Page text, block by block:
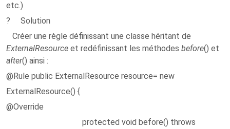
etc.)
? Solution
Créer une règle définissant une classe héritant de
ExternalResource et redéfinissant les méthodes before() et
after() ainsi :
@Rule public ExternalResource resource= new
ExternalResource() {
@Override
protected void before() throws